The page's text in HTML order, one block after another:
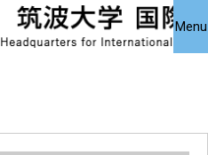
Menu
Close
国際産学連携
本部公募事業
共同研究受
究・知的財